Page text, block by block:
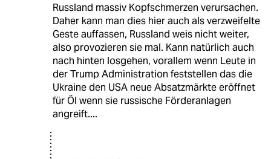
Russland massiv Kopfschmerzen verursachen.
Daher kann man dies hier auch als verzweifelte
Geste auffassen, Russland weis nicht weiter,
also provozieren sie mal. Kann natürlich auch
nach hinten losgehen, vorallem wenn Leute in
der Trump Administration feststellen das die
Ukraine den USA neue Absatzmärkte eröffnet
für Öl wenn sie russische Förderanlagen
angreift....